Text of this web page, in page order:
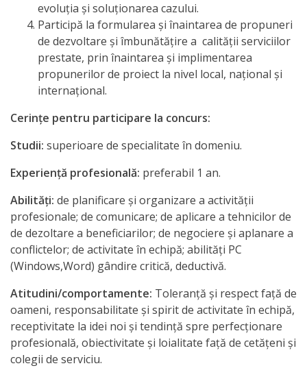
evoluţia şi soluţionarea cazului.
Participă la formularea şi înaintarea de propuneri
de dezvoltare şi îmbunătăţire a calităţii serviciilor
prestate, prin înaintarea şi implimentarea
propunerilor de proiect la nivel local, naţional şi
internaţional.
Cerinţe pentru participare la concurs:
Studii: superioare de specialitate în domeniu.
Experienţă profesională: preferabil 1 an.
Abilităţi: de planificare şi organizare a activităţii
profesionale; de comunicare; de aplicare a tehnicilor de
de dezoltare a beneficiarilor; de negociere şi aplanare a
conflictelor; de activitate în echipă; abilităţi PC
(Windows,Word) gândire critică, deductivă.
Atitudini/comportamente: Toleranţă şi respect faţă de
oameni, responsabilitate şi spirit de activitate în echipă,
receptivitate la idei noi şi tendinţă spre perfecţionare
profesională, obiectivitate şi loialitate faţă de cetăţeni şi
colegii de serviciu.